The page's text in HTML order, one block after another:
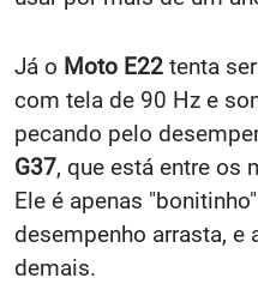
Já o Moto E22 tenta
com tela de 90 Hz e
pecando pelo
G37, que está entre os
Ele é apenas
desempenho arrasta, e
demais.